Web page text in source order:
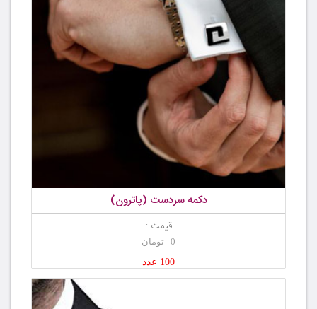
دکمه سردست (پاترون)
قیمت :
0 تومان
100 عدد